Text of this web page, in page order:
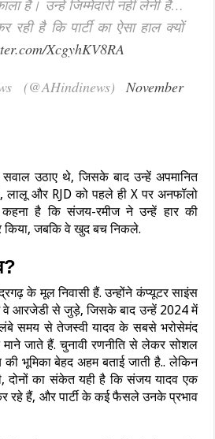
है। उन्हें जिम्मेदारी नहीं लेनी है…
रही है कि पार्टी का ऐसा हाल क्यों
XcgyhKV8RA
(@AHindinews) November
सवाल उठाए थे, जिसके बाद उन्हें अपमानित
लालू और RJD को पहले ही X पर अनफॉलो
कहना है कि संजय-रमीज ने उन्हें हार की
किया, जबकि वे खुद बच निकले.
के मूल निवासी हैं. उन्होंने कंप्यूटर साइंस
वे आरजेडी से जुड़े, जिसके बाद उन्हें 2024 में
समय से तेजस्वी यादव के सबसे भरोसेमंद
जाते हैं. चुनावी रणनीति से लेकर सोशल
भूमिका बेहद अहम बताई जाती है.. लेकिन
दोनों का संकेत यही है कि संजय यादव एक
रहे हैं, और पार्टी के कई फैसले उनके प्रभाव